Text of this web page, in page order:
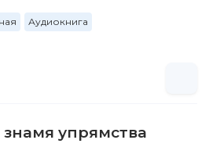
Аудиокнига
упрямства